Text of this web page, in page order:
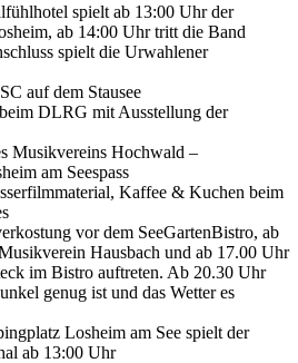
spielt ab 13:00 Uhr der
ab 14:00 Uhr tritt die Band
spielt die Urwahlener
auf dem Stausee
DLRG mit Ausstellung der
Musikvereins Hochwald –
am Seespass
Kaffee & Kuchen beim
vor dem SeeGartenBistro, ab
Hausbach und ab 17.00 Uhr
im Bistro auftreten. Ab 20.30 Uhr
genug ist und das Wetter es
Losheim am See spielt der
ab 13:00 Uhr